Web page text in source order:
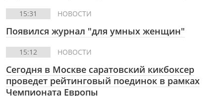
15:31 НОВОСТИ
Появился журнал "для умных женщин"
15:12 НОВОСТИ
Сегодня в Москве саратовский кикбоксер
проведет рейтинговый поединок в рамках
Чемпионата Европы